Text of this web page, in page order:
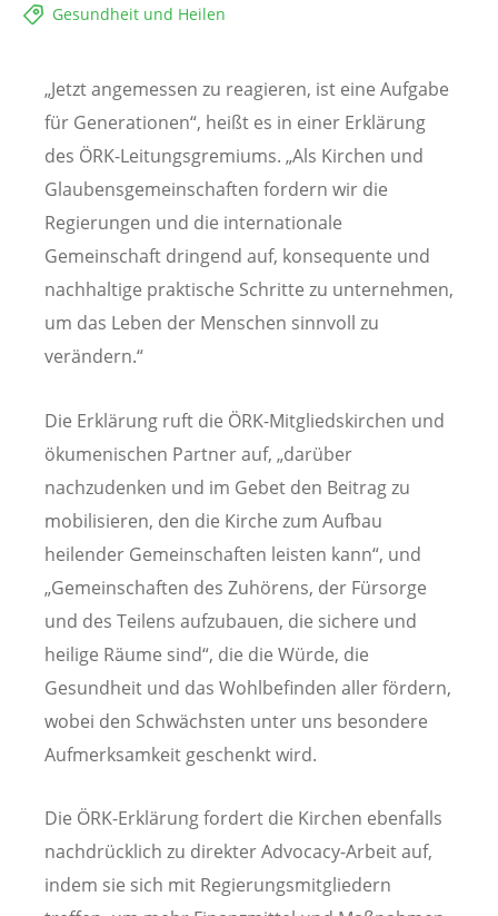
Gesundheit und Heilen
„Jetzt angemessen zu reagieren, ist eine Aufgabe
für Generationen“, heißt es in einer Erklärung
des ÖRK-Leitungsgremiums. „Als Kirchen und
Glaubensgemeinschaften fordern wir die
Regierungen und die internationale
Gemeinschaft dringend auf, konsequente und
nachhaltige praktische Schritte zu unternehmen,
um das Leben der Menschen sinnvoll zu
verändern.“
Die Erklärung ruft die ÖRK-Mitgliedskirchen und
ökumenischen Partner auf, „darüber
nachzudenken und im Gebet den Beitrag zu
mobilisieren, den die Kirche zum Aufbau
heilender Gemeinschaften leisten kann“, und
„Gemeinschaften des Zuhörens, der Fürsorge
und des Teilens aufzubauen, die sichere und
heilige Räume sind“, die die Würde, die
Gesundheit und das Wohlbefinden aller fördern,
wobei den Schwächsten unter uns besondere
Aufmerksamkeit geschenkt wird.
Die ÖRK-Erklärung fordert die Kirchen ebenfalls
nachdrücklich zu direkter Advocacy-Arbeit auf,
indem sie sich mit Regierungsmitgliedern